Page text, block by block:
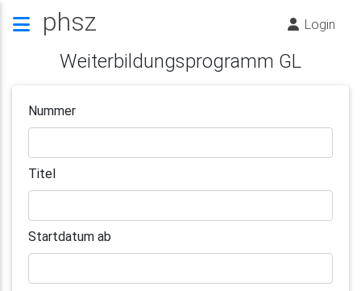
phsz Login
Weiterbildungsprogramm GL
Nummer
Titel
Startdatum ab